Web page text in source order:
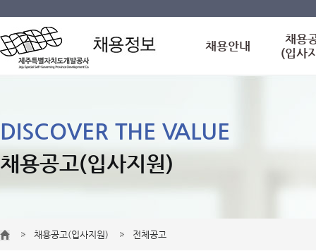
채용안내
채용
(입사
DISCOVER THE VALUE
채용공고(입사지원)
채용공고(입사지원) 전체공고